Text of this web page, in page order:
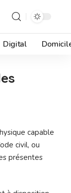
Digital
capable
civil, ou
présentes